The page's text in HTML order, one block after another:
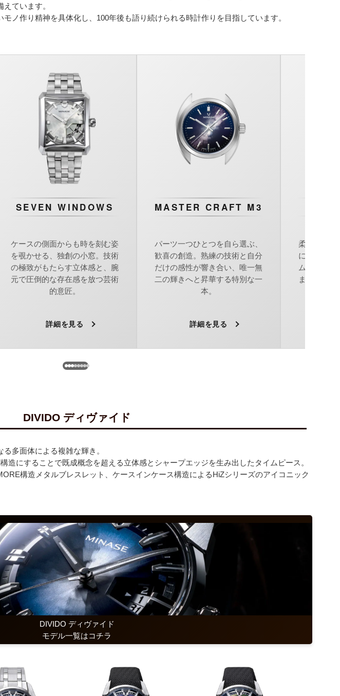
ています。
ノ作り精神を具体化し、100年後も語り続けられる時計作りを目指しています。
SEVEN WINDOWS
ケースの側面からも時を刻む姿
を覗かせる、独創の小窓。技術
の極致がもたらす立体感と、腕
元で圧倒的な存在感を放つ芸術
的意匠。
詳細を見る
MASTER CRAFT M3
パーツ一つひとつを自ら選ぶ、
歓喜の創造。熟練の技術と自分
だけの感性が響き合い、唯一無
二の輝きへと昇華する特別な一
本。
詳細を見る
柔らかな曲
に心地よく
ム。端正
まいは、
DIVIDO ディヴァイド
多面体による複雑な輝き。
造にすることで既成概念を超える立体感とシャープエッジを生み出したタイムピース。
構造メタルブレスレット、ケースインケース構造によるHiZシリーズのアイコニック
DIVIDO ディヴァイド
モデル一覧はコチラ